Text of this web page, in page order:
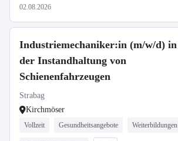
02.08.2026
Industriemechaniker:in (m/w/d) in
der Instandhaltung von
Schienenfahrzeugen
Strabag
Kirchmöser
Vollzeit Gesundheitsangebote Weiterbildungen